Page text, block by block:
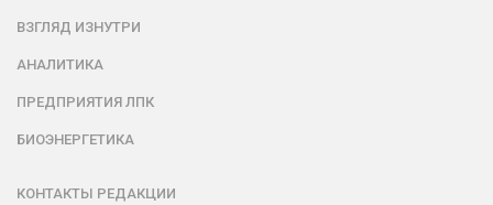
ВЗГЛЯД ИЗНУТРИ
АНАЛИТИКА
ПРЕДПРИЯТИЯ ЛПК
БИОЭНЕРГЕТИКА
КОНТАКТЫ РЕДАКЦИИ